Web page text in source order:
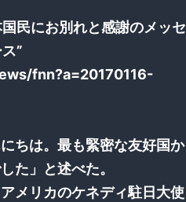
民にお別れと感謝のメッセ
”
fnn?a=20170116-
ちは。最も緊密な友好国か
た」と述べた。
メリカのケネディ駐日大使